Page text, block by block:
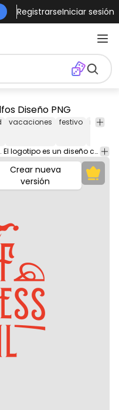
RegistrarseIniciar sesión
Diseño PNG
vacaciones festivo rojo
Un logotipo rojo para Elf Express Mail. El logotipo es un diseño creativo y único que sería perfecto para una empresa de correo o de envíos.
Crear nueva
versión